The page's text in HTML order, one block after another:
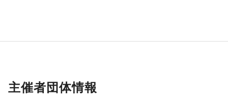
主催者団体情報